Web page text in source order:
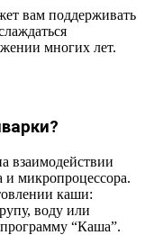
вам поддерживать
многих лет.
взаимодействии
и микропроцессора.
каши:
воду или
“Каша”.